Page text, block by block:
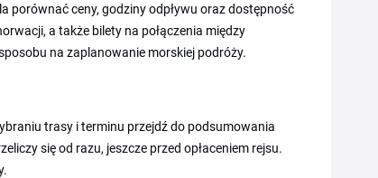
porównać ceny, godziny odpływu oraz dostępność
a także bilety na połączenia między
na zaplanowanie morskiej podróży.
trasy i terminu przejdź do podsumowania
się od razu, jeszcze przed opłaceniem rejsu.